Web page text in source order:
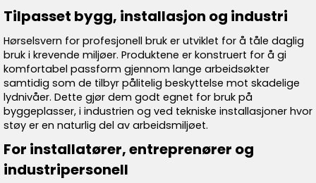
Tilpasset bygg, installasjon og industri
Hørselsvern for profesjonell bruk er utviklet for å tåle daglig
bruk i krevende miljøer. Produktene er konstruert for å gi
komfortabel passform gjennom lange arbeidsøkter
samtidig som de tilbyr pålitelig beskyttelse mot skadelige
lydnivåer. Dette gjør dem godt egnet for bruk på
byggeplasser, i industrien og ved tekniske installasjoner hvor
støy er en naturlig del av arbeidsmiljøet.
For installatører, entreprenører og
industripersonell